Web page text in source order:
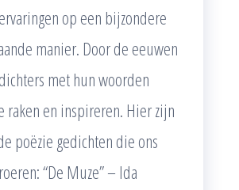
op een bijzondere
manier. Door de eeuwen
met hun woorden
raken en inspireren. Hier zijn
poëzie gedichten die ons
“De Muze” – Ida